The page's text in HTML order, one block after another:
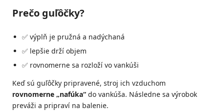
Prečo guľôčky?
✅ výplň je pružná a nadýchaná
✅ lepšie drží objem
✅ rovnomerne sa rozloží vo vankúši
Keď sú guľôčky pripravené, stroj ich vzduchom
rovnomerne „nafúka“ do vankúša. Následne sa výrobok
preváži a pripraví na balenie.